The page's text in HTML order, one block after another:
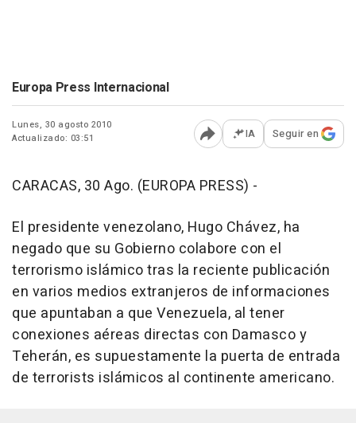
Europa Press Internacional
Lunes, 30 agosto 2010
Actualizado: 03:51
Abrir opciones para
IA Seguir en
CARACAS, 30 Ago. (EUROPA PRESS) -
El presidente venezolano, Hugo Chávez, ha
negado que su Gobierno colabore con el
terrorismo islámico tras la reciente publicación
en varios medios extranjeros de informaciones
que apuntaban a que Venezuela, al tener
conexiones aéreas directas con Damasco y
Teherán, es supuestamente la puerta de entrada
de terrorists islámicos al continente americano.